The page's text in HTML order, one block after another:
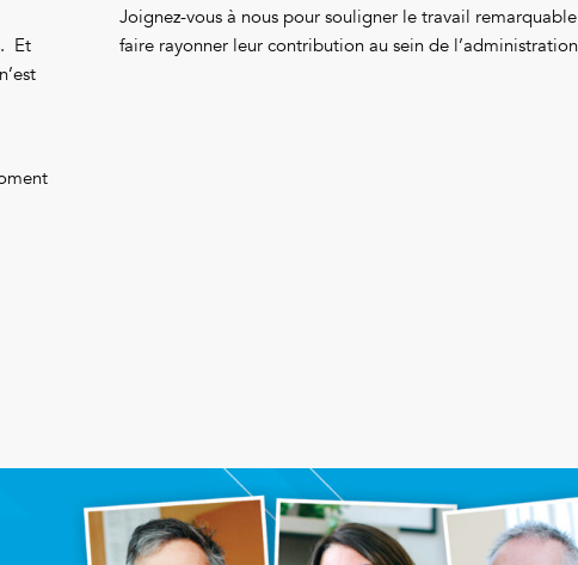
Et
Joignez-vous à nous pour souligner le travail
faire rayonner leur contribution au sein de